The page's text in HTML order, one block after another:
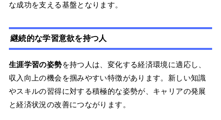
な成功を支える基盤となります。
継続的な学習意欲を持つ人
生涯学習の姿勢を持つ人は、変化する経済環境に適応し、
収入向上の機会を掴みやすい特徴があります。新しい知識
やスキルの習得に対する積極的な姿勢が、キャリアの発展
と経済状況の改善につながります。